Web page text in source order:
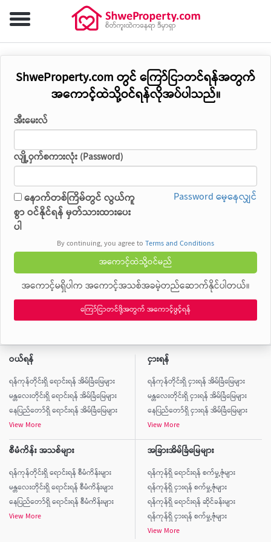
ShweProperty.com တွင် ကြော်ငြာတင်ရန်အတွက်
အကောင့်ထဲသို့ဝင်ရန်လိုအပ်ပါသည်။
အီးမေးလ်
လျို့ဝှက်စကားလုံး (Password)
Password မေ့နေလျှင်
နောက်တစ်ကြိမ်တွင် လွယ်ကူ
စွာ ဝင်နိုင်ရန် မှတ်သားထားပေး
ပါ
By continuing, you agree toTerms and Conditions
အကောင့်ထဲသို့ဝင်မည်
အကောင့်မရှိပါက အကောင့်အသစ်အခမဲ့တည်ဆောက်နိုင်ပါတယ်။
ကြော်ငြာတင်ဖို့အတွက် အကောင့်ဖွင့်ရန်
ဝယ်ရန်
ရန်ကုန်တိုင်းရှိ ရောင်းရန် အိမ်ခြံမြေများ
မန္တလေးတိုင်းရှိ ရောင်းရန် အိမ်ခြံမြေများ
နေပြည်တော်ရှိ ရောင်းရန် အိမ်ခြံမြေများ
View More
ငှားရန်
ရန်ကုန်တိုင်းရှိ ငှားရန် အိမ်ခြံမြေများ
မန္တလေးတိုင်းရှိ ငှားရန် အိမ်ခြံမြေများ
နေပြည်တော်ရှိ ငှားရန် အိမ်ခြံမြေများ
View More
စီမံကိန်း အသစ်များ
ရန်ကုန်တိုင်းရှိ ရောင်းရန် စီမံကိန်းများ
မန္တလေးတိုင်းရှိ ရောင်းရန် စီမံကိန်းများ
နေပြည်တော်ရှိ ရောင်းရန် စီမံကိန်းများ
View More
အခြားအိမ်ခြံမြေများ
ရန်ကုန်ရှိ ရောင်းရန် စက်မှု့ဇုံများ
ရန်ကုန်ရှိ ငှားရန် စက်မှု့ဇုံများ
ရန်ကုန်ရှိ ရောင်းရန် ဆိုင်ခန်းများ
ရန်ကုန်ရှိ ငှားရန် စက်မှု့ဇုံများ
View More